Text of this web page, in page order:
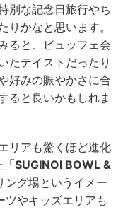
別な記念日旅行やち
りかなと思います。
ると、ビュッフェ会
たテイストだったり
好みの賑やかさに合
ると良いかもしれま
リアも驚くほど進化
「SUGINOI BOWL &
ング場というイメー
ツやキッズエリアも